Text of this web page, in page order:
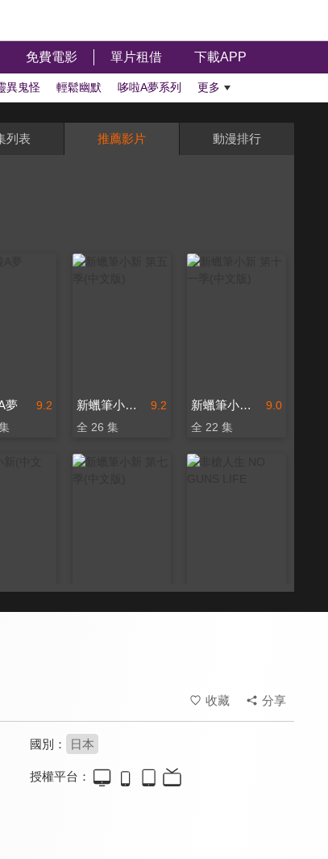
免費電影 單片租借 下載APP
異鬼怪 輕鬆幽默 哆啦A夢系列 更多
列表 推薦影片 動漫排行
9.2
夢 9.2
新蠟筆小新 第五季(中文版)
全 26 集
9.0
新蠟筆小新 第十一季(中文版)
全 22 集
收藏 分享
國別： 日本
授權平台：